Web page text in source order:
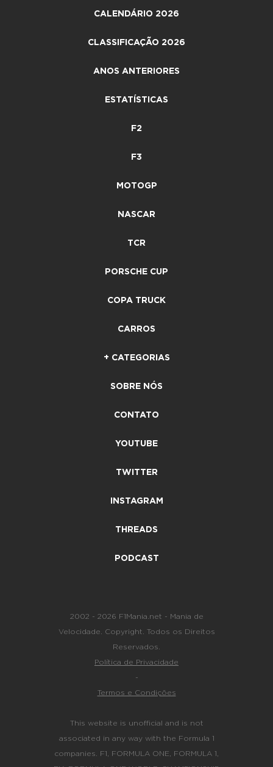
CALENDÁRIO 2026
CLASSIFICAÇÃO 2026
ANOS ANTERIORES
ESTATÍSTICAS
F2
F3
MOTOGP
NASCAR
TCR
PORSCHE CUP
COPA TRUCK
CARROS
+ CATEGORIAS
SOBRE NÓS
CONTATO
YOUTUBE
TWITTER
INSTAGRAM
THREADS
PODCAST
2002 - 2026 F1Mania.net - Mania de
Velocidade. Copyright. Todos os Direitos
Reservados.
Política de Privacidade
-
Termos e Condições
This website is unofficial and is not
associated in any way with the Formula 1
companies. F1, FORMULA ONE, FORMULA 1,